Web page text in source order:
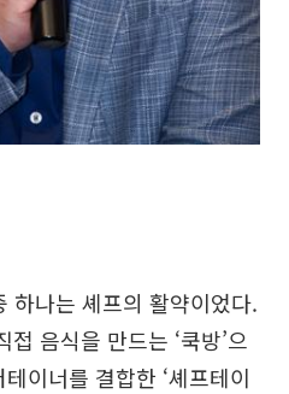
하나는 셰프의 활약이었다.
접 음식을 만드는 ‘쿡방’으
이너를 결합한 ‘셰프테이